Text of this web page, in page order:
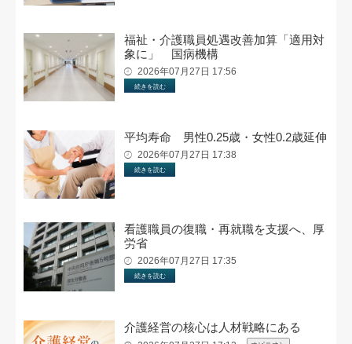
福祉・介護職員処遇改善加算「適用対
象に」 国病機構
2026年07月27日 17:56
続きを読む
平均寿命 男性0.25歳・女性0.2歳延伸
2026年07月27日 17:38
続きを読む
看護職員の復職・再就職を支援へ、厚
労省
2026年07月27日 17:35
続きを読む
介護経営の核心は人材戦略にある